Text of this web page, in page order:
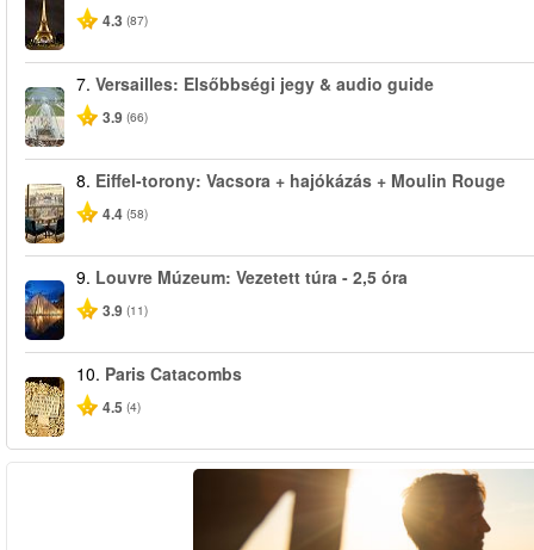
4.3 (87)
7. Versailles: Elsőbbségi jegy & audio guide
3.9 (66)
8. Eiffel-torony: Vacsora + hajókázás + Moulin Rouge
4.4 (58)
9. Louvre Múzeum: Vezetett túra - 2,5 óra
3.9 (11)
10. Paris Catacombs
4.5 (4)